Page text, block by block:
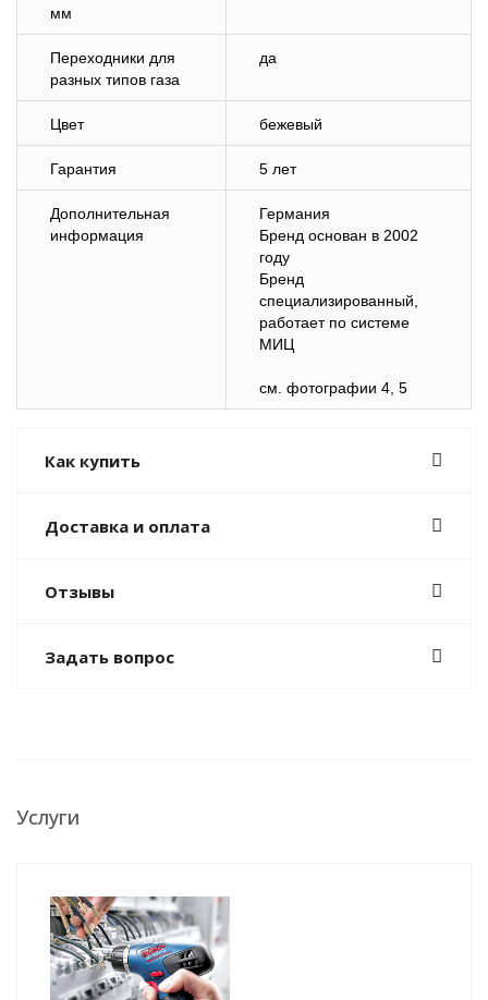
мм
Переходники для
разных типов газа
да
Цвет бежевый
Гарантия 5 лет
Дополнительная
информация
Германия
Бренд основан в 2002
году
Бренд
специализированный,
работает по системе
МИЦ
см. фотографии 4, 5
Как купить
Доставка и оплата
Отзывы
Задать вопрос
Услуги